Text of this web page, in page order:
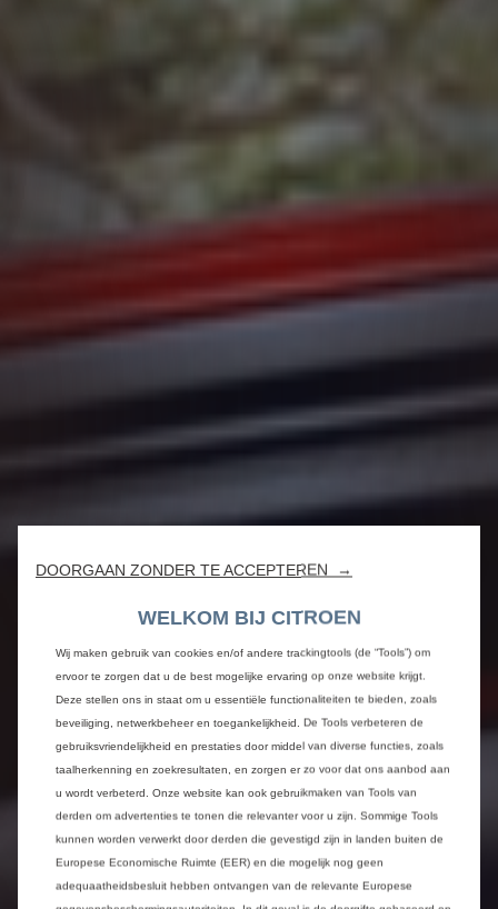
DOORGAAN ZONDER TE ACCEPTEREN →
WELKOM BIJ CITROEN
Wij maken gebruik van cookies en/of andere trackingtools (de “Tools”) om
ervoor te zorgen dat u de best mogelijke ervaring op onze website krijgt.
Deze stellen ons in staat om u essentiële functionaliteiten te bieden, zoals
beveiliging, netwerkbeheer en toegankelijkheid. De Tools verbeteren de
gebruiksvriendelijkheid en prestaties door middel van diverse functies, zoals
taalherkenning en zoekresultaten, en zorgen er zo voor dat ons aanbod aan
u wordt verbeterd. Onze website kan ook gebruikmaken van Tools van
derden om advertenties te tonen die relevanter voor u zijn. Sommige Tools
kunnen worden verwerkt door derden die gevestigd zijn in landen buiten de
Europese Economische Ruimte (EER) en die mogelijk nog geen
adequaatheidsbesluit hebben ontvangen van de relevante Europese